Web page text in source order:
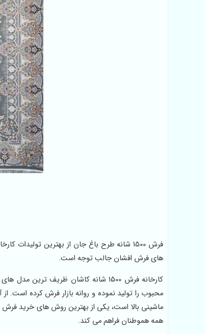
های فرش افشان جالب توجه است.
کارخانه فرش 1500 شانه کاشان ظریف
محبوب را تولید نموده و روانه بازار فرش کرده است. از
همه هموطنان فراهم می کند.